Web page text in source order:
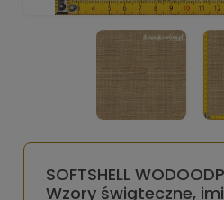
SOFTSHELL
Wzory świąteczne,